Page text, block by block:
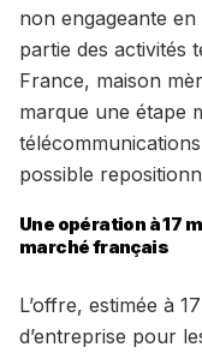
non engageante en
partie des activités
France, maison
marque une étape
possible
Une opération à 17
marché français
L’offre, estimée à
d’entreprise pour